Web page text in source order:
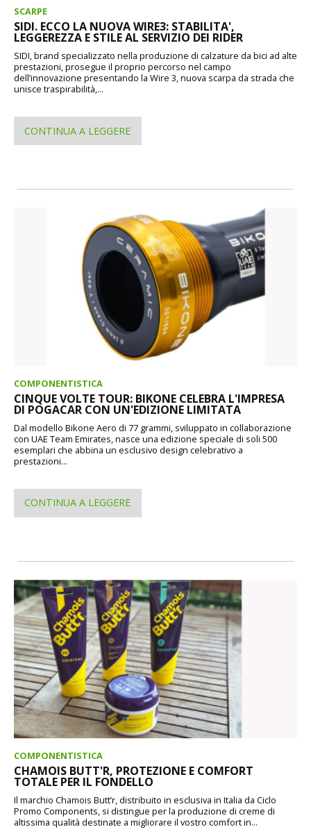
SCARPE
SIDI. ECCO LA NUOVA WIRE3: STABILITA',
LEGGEREZZA E STILE AL SERVIZIO DEI RIDER
SIDI, brand specializzato nella produzione di calzature da bici ad alte
prestazioni, prosegue il proprio percorso nel campo
dell’innovazione presentando la Wire 3, nuova scarpa da strada che
unisce traspirabilità,...
CONTINUA A LEGGERE
COMPONENTISTICA
CINQUE VOLTE TOUR: BIKONE CELEBRA L'IMPRESA
DI POGACAR CON UN'EDIZIONE LIMITATA
Dal modello Bikone Aero di 77 grammi, sviluppato in collaborazione
con UAE Team Emirates, nasce una edizione speciale di soli 500
esemplari che abbina un esclusivo design celebrativo a
prestazioni...
CONTINUA A LEGGERE
COMPONENTISTICA
CHAMOIS BUTT'R, PROTEZIONE E COMFORT
TOTALE PER IL FONDELLO
Il marchio Chamois Butt’r, distribuito in esclusiva in Italia da Ciclo
Promo Components, si distingue per la produzione di creme di
altissima qualità destinate a migliorare il vostro comfort in...